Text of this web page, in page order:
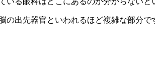
出先器官といわれるほど複雑な部分